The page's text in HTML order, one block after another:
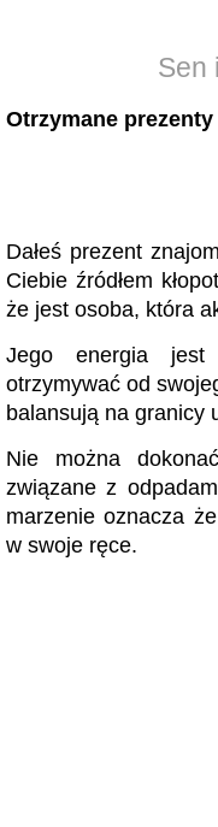
Sen
Otrzymane prezenty
Dałeś prezent
Ciebie źródłem
że ​​jest osoba, która
Jego energia jest
otrzymywać od
balansują na granicy
Nie można
związane z
marzenie oznacza
w swoje ręce.